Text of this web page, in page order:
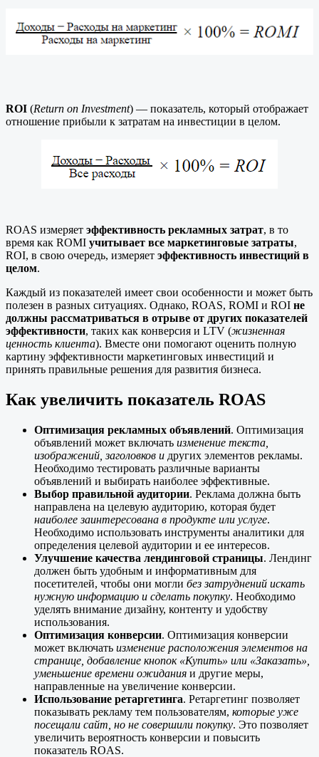
ROI (Return on Investment) — показатель, который отображает
отношение прибыли к затратам на инвестиции в целом.
ROAS измеряет эффективность рекламных затрат, в то
время как ROMI учитывает все маркетинговые затраты,
ROI, в свою очередь, измеряет эффективность инвестиций в
целом.
Каждый из показателей имеет свои особенности и может быть
полезен в разных ситуациях. Однако, ROAS, ROMI и ROI не
должны рассматриваться в отрыве от других показателей
эффективности, таких как конверсия и LTV (жизненная
ценность клиента). Вместе они помогают оценить полную
картину эффективности маркетинговых инвестиций и
принять правильные решения для развития бизнеса.
Как увеличить показатель ROAS
Оптимизация рекламных объявлений. Оптимизация
объявлений может включать изменение текста,
изображений, заголовков и других элементов рекламы.
Необходимо тестировать различные варианты
объявлений и выбирать наиболее эффективные.
Выбор правильной аудитории. Реклама должна быть
направлена на целевую аудиторию, которая будет
наиболее заинтересована в продукте или услуге.
Необходимо использовать инструменты аналитики для
определения целевой аудитории и ее интересов.
Улучшение качества лендинговой страницы. Лендинг
должен быть удобным и информативным для
посетителей, чтобы они могли без затруднений искать
нужную информацию и сделать покупку. Необходимо
уделять внимание дизайну, контенту и удобству
использования.
Оптимизация конверсии. Оптимизация конверсии
может включать изменение расположения элементов на
странице, добавление кнопок «Купить» или «Заказать»,
уменьшение времени ожидания и другие меры,
направленные на увеличение конверсии.
Использование ретаргетинга. Ретаргетинг позволяет
показывать рекламу тем пользователям, которые уже
посещали сайт, но не совершили покупку. Это позволяет
увеличить вероятность конверсии и повысить
показатель ROAS.